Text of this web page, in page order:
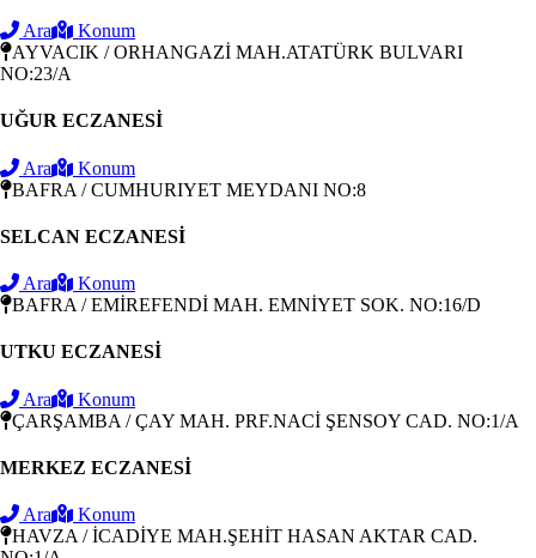
Ara
Konum
AYVACIK / ORHANGAZİ MAH.ATATÜRK BULVARI
NO:23/A
UĞUR ECZANESİ
Ara
Konum
BAFRA / CUMHURIYET MEYDANI NO:8
SELCAN ECZANESİ
Ara
Konum
BAFRA / EMİREFENDİ MAH. EMNİYET SOK. NO:16/D
UTKU ECZANESİ
Ara
Konum
ÇARŞAMBA / ÇAY MAH. PRF.NACİ ŞENSOY CAD. NO:1/A
MERKEZ ECZANESİ
Ara
Konum
HAVZA / İCADİYE MAH.ŞEHİT HASAN AKTAR CAD.